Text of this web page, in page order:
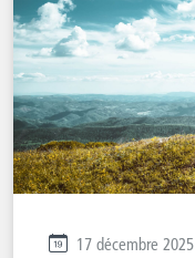
17 décembre 2025